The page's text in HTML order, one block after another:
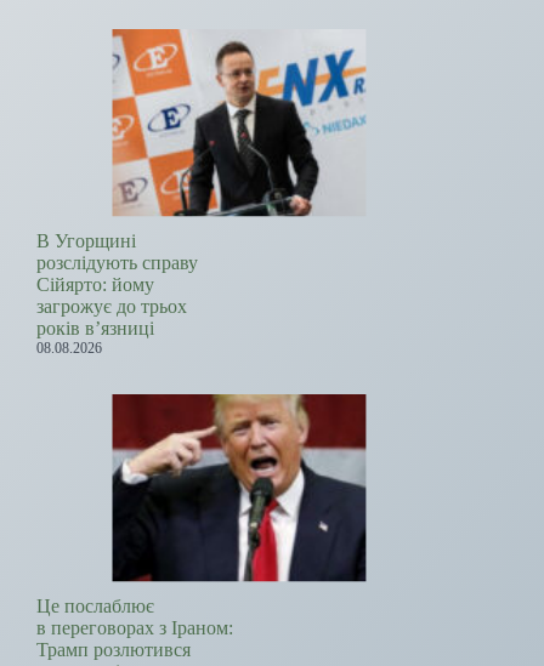
В Угорщині
розслідують справу
Сійярто: йому
загрожує до трьох
років в’язниці
08.08.2026
Це послаблює
в переговорах з Іраном:
Трамп розлютився